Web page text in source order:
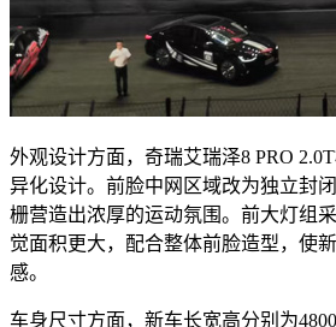
外观设计方面，奇瑞艾瑞泽8 PRO
异化设计。前脸中网区域改为独立封
栅营造出浓厚的运动氛围。前大灯组
觉面积更大，配合整体前脸造型，使
感。
车身尺寸方面，新车长宽高分别为